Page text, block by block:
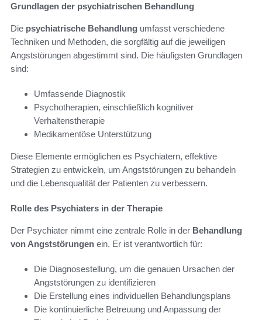
Grundlagen der psychiatrischen Behandlung
Die psychiatrische Behandlung umfasst verschiedene
Techniken und Methoden, die sorgfältig auf die jeweiligen
Angststörungen abgestimmt sind. Die häufigsten Grundlagen
sind:
Umfassende Diagnostik
Psychotherapien, einschließlich kognitiver
Verhaltenstherapie
Medikamentöse Unterstützung
Diese Elemente ermöglichen es Psychiatern, effektive
Strategien zu entwickeln, um Angststörungen zu behandeln
und die Lebensqualität der Patienten zu verbessern.
Rolle des Psychiaters in der Therapie
Der Psychiater nimmt eine zentrale Rolle in der Behandlung
von Angststörungen ein. Er ist verantwortlich für:
Die Diagnosestellung, um die genauen Ursachen der
Angststörungen zu identifizieren
Die Erstellung eines individuellen Behandlungsplans
Die kontinuierliche Betreuung und Anpassung der